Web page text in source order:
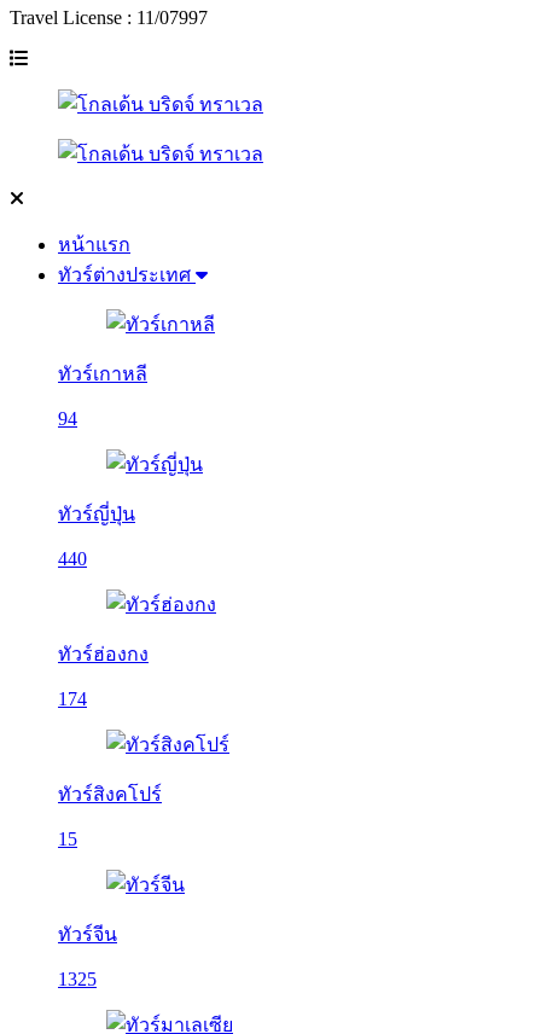
Travel License : 11/07997
หน้าแรก
ทัวร์ต่างประเทศ
ทัวร์เกาหลี
94
ทัวร์ญี่ปุ่น
440
ทัวร์ฮ่องกง
174
ทัวร์สิงคโปร์
15
ทัวร์จีน
1325